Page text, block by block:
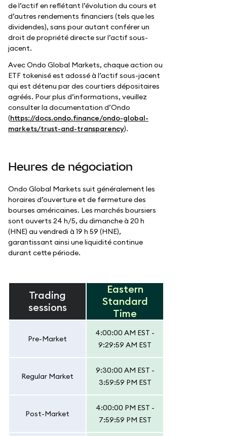
de l’actif en reflétant l’évolution du cours et
d’autres rendements financiers (tels que les
dividendes), sans pour autant conférer un
droit de propriété directe sur l’actif sous-
jacent.
Avec Ondo Global Markets, chaque action ou
ETF tokenisé est adossé à l’actif sous-jacent
qui est détenu par des courtiers dépositaires
agréés. Pour plus d’informations, veuillez
consulter la documentation d’Ondo
(https://docs.ondo.finance/ondo-global-
markets/trust-and-transparency).
Heures de négociation
Ondo Global Markets suit généralement les
horaires d’ouverture et de fermeture des
bourses américaines. Les marchés boursiers
sont ouverts 24 h/5, du dimanche à 20 h
(HNE) au vendredi à 19 h 59 (HNE),
garantissant ainsi une liquidité continue
durant cette période.
Trading
sessions
Eastern
Standard
Time
Pre-Market
4:00:00 AM EST -
9:29:59 AM EST
Regular Market
9:30:00 AM EST -
3:59:59 PM EST
Post-Market
4:00:00 PM EST -
7:59:59 PM EST